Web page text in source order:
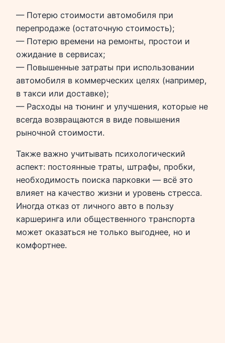
— Потерю стоимости автомобиля при
перепродаже (остаточную стоимость);
— Потерю времени на ремонты, простои и
ожидание в сервисах;
— Повышенные затраты при использовании
автомобиля в коммерческих целях (например,
в такси или доставке);
— Расходы на тюнинг и улучшения, которые не
всегда возвращаются в виде повышения
рыночной стоимости.
Также важно учитывать психологический
аспект: постоянные траты, штрафы, пробки,
необходимость поиска парковки — всё это
влияет на качество жизни и уровень стресса.
Иногда отказ от личного авто в пользу
каршеринга или общественного транспорта
может оказаться не только выгоднее, но и
комфортнее.